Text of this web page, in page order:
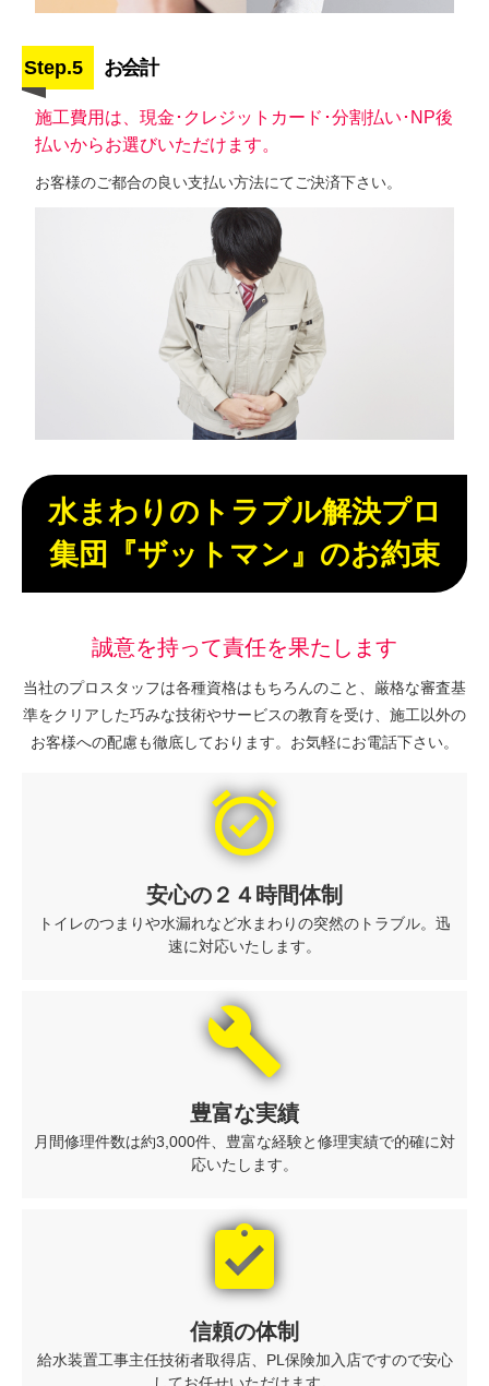
Step.5 お会計
施工費用は、現金･クレジットカード･分割払い･NP後
払いからお選びいただけます。
お客様のご都合の良い支払い方法にてご決済下さい。
水まわりのトラブル解決プロ
集団『ザットマン』のお約束
誠意を持って責任を果たします
当社のプロスタッフは各種資格はもちろんのこと、厳格な審査基
準をクリアした巧みな技術やサービスの教育を受け、施工以外の
お客様への配慮も徹底しております。お気軽にお電話下さい。
alarm_on
安心の２４時間体制
トイレのつまりや水漏れなど水まわりの突然のトラブル。迅
速に対応いたします。
build
豊富な実績
月間修理件数は約3,000件、豊富な経験と修理実績で的確に対
応いたします。
assignment_turned_in
信頼の体制
給水装置工事主任技術者取得店、PL保険加入店ですので安心